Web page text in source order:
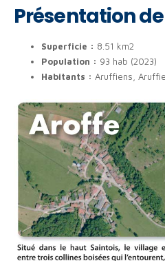
Présentation
Superficie : 8.51 km2
Population : 93 hab (2023)
Habitants : Aruffiens,